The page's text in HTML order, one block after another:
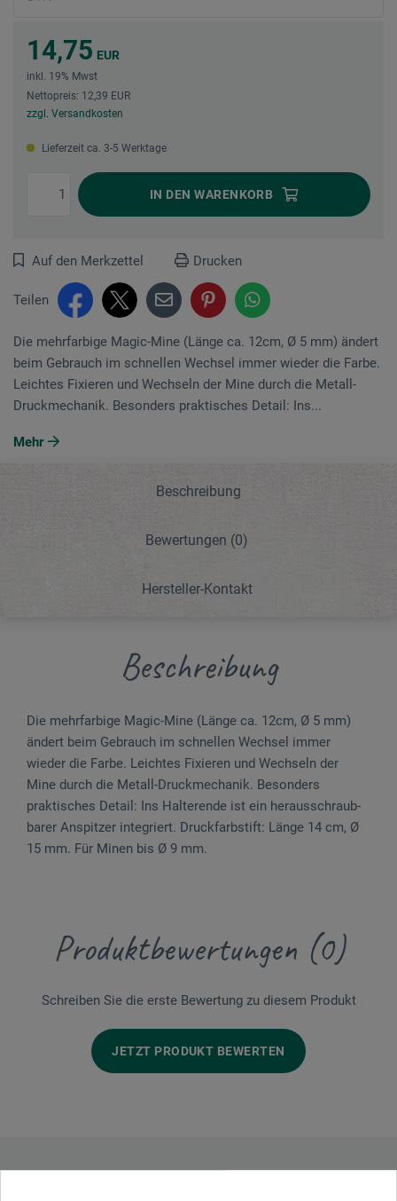
14,75 EUR
inkl. 19% Mwst
Nettopreis: 12,39 EUR
zzgl. Versandkosten
Lieferzeit ca. 3-5 Werktage
IN DEN WARENKORB
Auf den Merkzettel Drucken
Teilen
Die mehrfarbige Magic-Mine (Länge ca. 12cm, Ø 5 mm) ändert
beim Gebrauch im schnellen Wech­sel immer wieder die Farbe.
Leichtes Fixieren und Wechseln der Mine durch die Metall-
Druck­me­chanik. Besonders praktisches Detail: Ins...
Mehr
Beschreibung
Bewertungen (0)
Hersteller-Kontakt
Beschreibung
Die mehrfarbige Magic-Mine (Länge ca. 12cm, Ø 5 mm)
ändert beim Gebrauch im schnellen Wech­sel immer
wieder die Farbe. Leichtes Fixieren und Wechseln der
Mine durch die Metall-Druck­me­chanik. Besonders
praktisches Detail: Ins Hal­ter­ende ist ein heraus­­schraub­­
barer An­spit­zer inte­griert. Druck­farbstift: Länge 14 cm, Ø
15 mm. Für Minen bis Ø 9 mm.
Produktbewertungen (0)
Schreiben Sie die erste Bewertung zu diesem Produkt
JETZT PRODUKT BEWERTEN